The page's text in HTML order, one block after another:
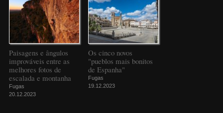
Paisagens e ângulos
improváveis entre as
melhores fotos de
escalada e montanha
Fugas
20.12.2023
Os cinco novos
"pueblos mais bonitos
de Espanha"
Fugas
19.12.2023